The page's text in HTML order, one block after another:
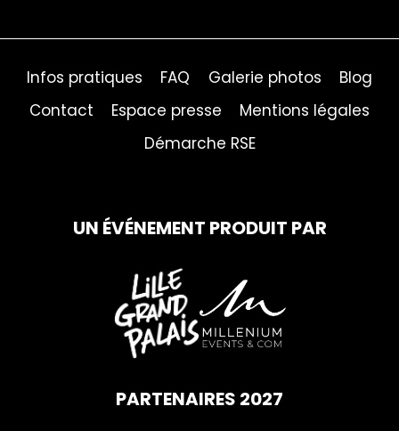
Infos pratiques FAQ Galerie photos
Blog
Contact
Espace presse
Mentions légales
Démarche RSE
UN ÉVÉNEMENT PRODUIT PAR
PARTENAIRES 2027